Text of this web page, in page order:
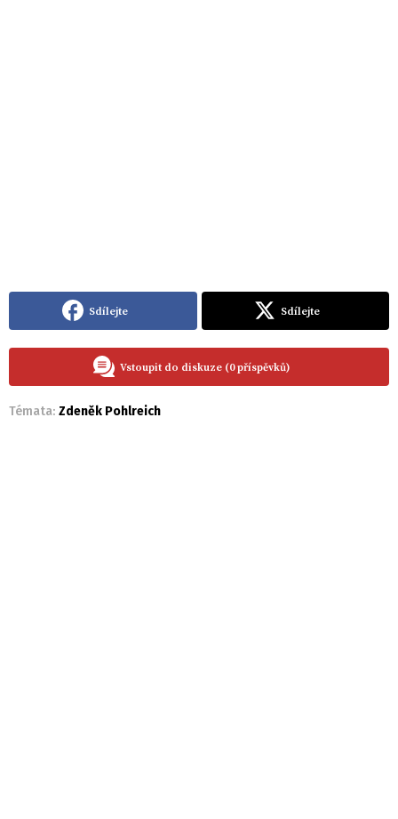
Sdílejte Sdílejte
Vstoupit do diskuze (0 příspěvků)
Témata: Zdeněk Pohlreich